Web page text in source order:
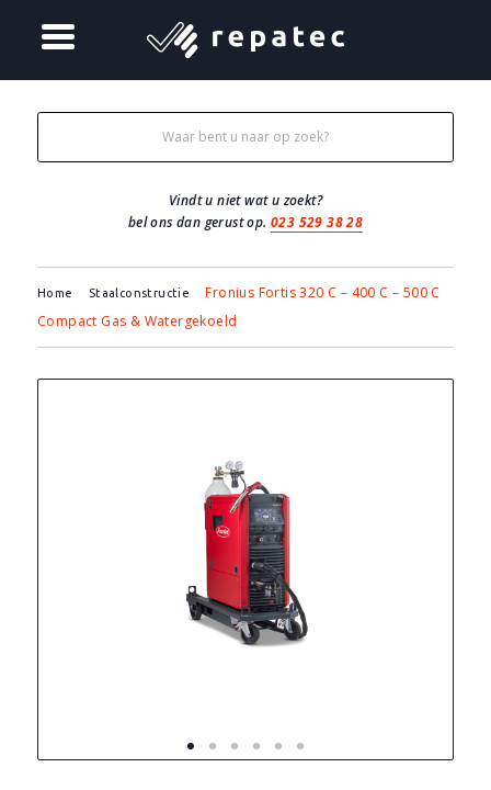
Vindt u niet wat u zoekt?
bel ons dan gerust op. 023 529 38 28
Home Staalconstructie
Fronius Fortis 320 C – 400 C – 500 C
Compact Gas & Watergekoeld